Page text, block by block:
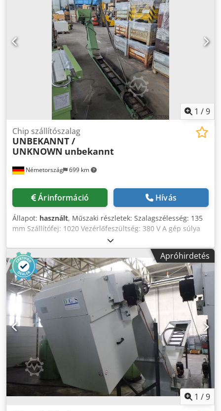
L: 880 x W: 500 mm; teljes bejárat kb. 2000 mm x 480 mm
(fedezettel együtt). Behelyezési adatok: A 2,500 x F 530 x W
350mm Hűtővíztartály 600 x 1200 x 200mm szivattyúval és
két mérőérzékelővel. Nagyon jó, keveset használt
állapotban. *
1 /9
Németország 699 km
Chip szállítószalag
UNBEKANNT /
UNKNOWN unbekannt
Árinformáció Hívás
Állapot: használt, Műszaki részletek: Szalagszélesség: 135
mm Szállítófej: 1020 Vezérlőfeszültség: 380 V A gép súlya
kb.: 165 kg A gép méretei kb. hosszúság x szélesség x
magasság: 3,3 x 0,5 x 1,5 m Acéllemezből készült
kaparószalagos szállítószalag-szállító szerkezet További
műszaki adatok: -Profilmagasság (B1) 160 mm -
Profilszélesség (F) 300mm -Csirke bemeneti szélesség (F1)
160mm Credou Nuqujpfx Ai Asf -Chip beesési hossza (A)
1700mm -Alulról való távolság (I) 20mm -Kivezetési hossz
(D) 200mm -Kivezetési magasság a padló felett (C) 1020mm
-Kibocsátási szélesség 200mm -Behelyezési
hosszúság/alulfuttatási hossz (A) kb. 2000mm -Behelyezési
magasság (B) 180mm Kézi kapcsolóval történő működtetés
Forgó súrolókefék az ürítésen és a betöltő gerenda
bal/jobb oldalán *
Apróhirdetés
1 /9